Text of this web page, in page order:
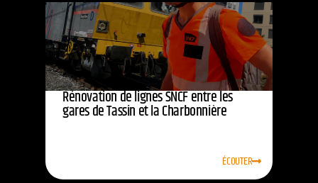
Rénovation de lignes SNCF entre les
gares de Tassin et la Charbonnière
ÉCOUTER